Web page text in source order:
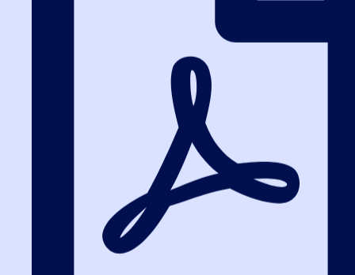
Рекомендуется пересматривать его не реже одного раза в
4. Кто отвечает за формирование
Ответственность лежит на контрактной службе или
контрактном управляющем. Однако, как мы уже говорили,
эффективное планирование требует участия всех
заинтересованных сторон: финансового отдела, юридической
службы и руководителей подразделений-заказчиков.
5. Чем план-график отличается от
плана закупок?